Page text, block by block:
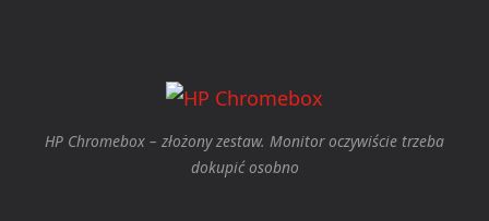
HP Chromebox – złożony zestaw. Monitor oczywiście trzeba
dokupić osobno